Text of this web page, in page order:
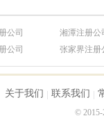
公司
湘潭注册公
公司 张家界注册
关于我们 联系我们
© 2015-